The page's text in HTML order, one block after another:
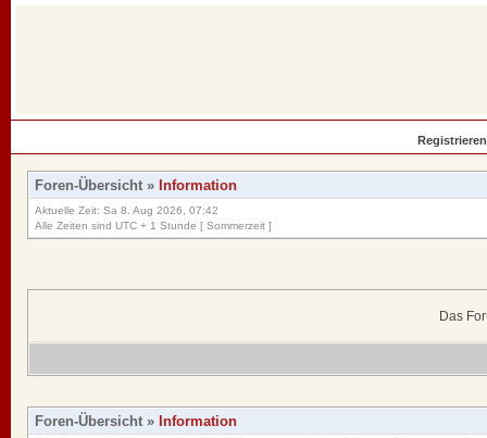
Registrieren
Foren-Übersicht » Information
Aktuelle Zeit: Sa 8. Aug 2026, 07:42
Alle Zeiten sind UTC + 1 Stunde [ Sommerzeit ]
Das
Foren-Übersicht » Information